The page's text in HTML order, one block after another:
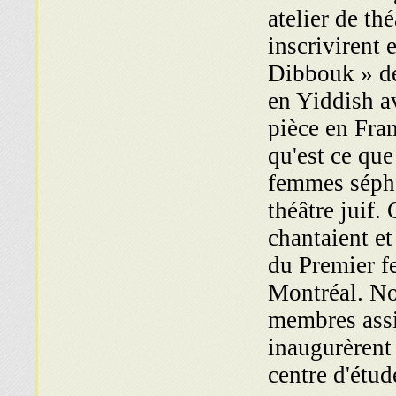
atelier de
inscrivirent
Dibbouk »
en Yiddish
pièce en
qu'est ce
femmes
théâtre juif.
chantaient
du Premier
Montréal.
membres
centre